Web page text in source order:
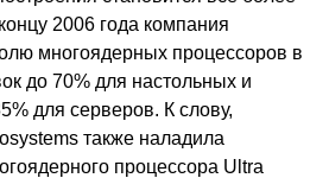
2006 года компания
многоядерных процессоров в
до 70% для настольных и
для серверов. К слову,
также наладила
процессора Ultra